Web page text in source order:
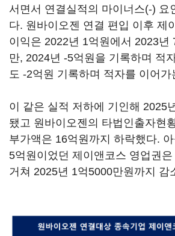
서면서 연결실적의 마이너스(-) 요
다. 원바이오젠 연결 편입 이후 제
이익은 2022년 1억원에서 2023년
만, 2024년 -5억원을 기록하며 적
도 -2억원 기록하며 적자를 이어가
이 같은 실적 저하에 기인해 2025
됐고 원바이오젠의 타법인출자현
부가액은 16억원까지 하락했다.
5억원이었던 제이앤코스 영업권
거쳐 2025년 1억5000만원까지 감